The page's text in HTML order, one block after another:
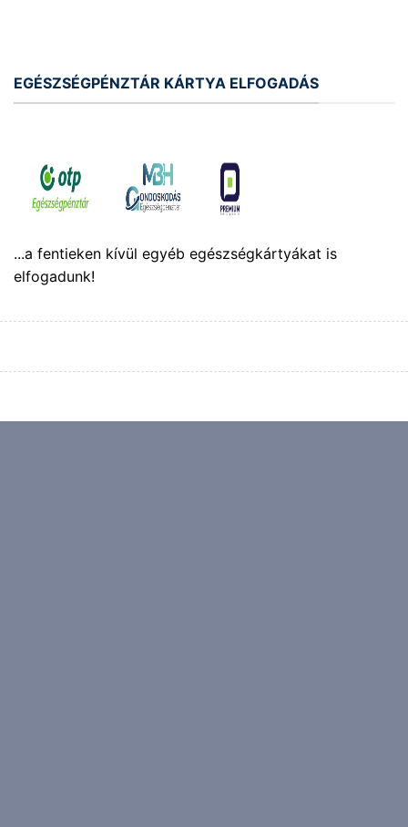
EGÉSZSÉGPÉNZTÁR KÁRTYA ELFOGADÁS
...a fentieken kívül egyéb egészségkártyákat is
elfogadunk!